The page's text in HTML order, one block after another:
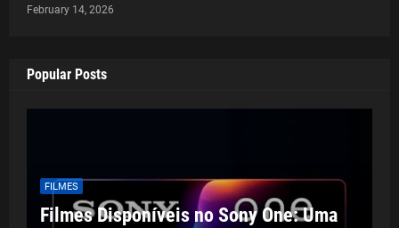
February 14, 2026
Popular Posts
FILMES
Filmes Disponíveis no Sony One: Uma